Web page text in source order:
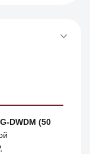
DWDM (50